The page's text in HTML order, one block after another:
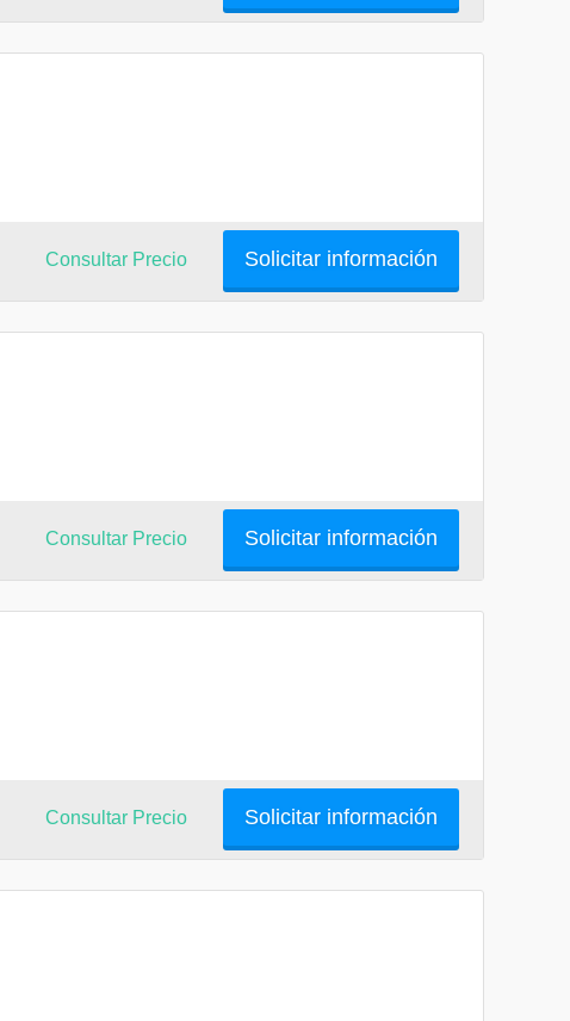
Solicitar información
Consultar Precio
Solicitar información
Consultar Precio
Solicitar información
Consultar Precio